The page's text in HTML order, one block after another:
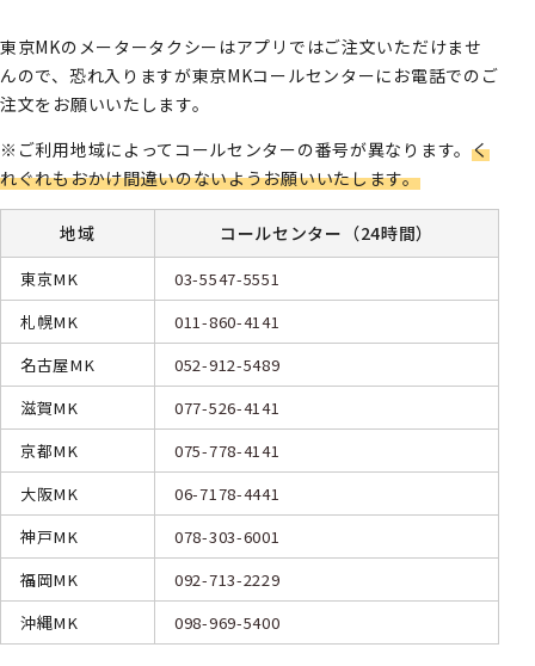
東京MKのメータータクシーはアプリではご注文いただけませ
んので、恐れ入りますが東京MKコールセンターにお電話でのご
注文をお願いいたします。
※ご利用地域によってコールセンターの番号が異なります。 く
れぐれもおかけ間違いのないようお願いいたします。
地域 コールセンター（24時間）
東京MK
03-5547-5551
札幌MK
011-860-4141
名古屋MK
052-912-5489
滋賀MK
077-526-4141
京都MK
075-778-4141
大阪MK
06-7178-4441
神戸MK
078-303-6001
福岡MK
092-713-2229
沖縄MK
098-969-5400